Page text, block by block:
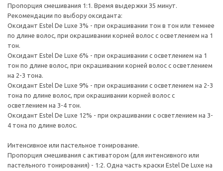
Пропорция смешивания 1:1. Время выдержки 35 минут.
Рекомендации по выбору оксиданта:
Оксидант Estel De Luxe 3% - при окрашивании тон в тон или темнее
по длине волос, при окрашивании корней волос с осветлением на 1
тон.
Оксидант Estel De Luxe 6% - при окрашивании с осветлением на 1
тон по длине волос, при окрашивании корней волос с осветлением
на 2-3 тона.
Оксидант Estel De Luxe 9% - при окрашивании с осветлением на 2-3
тона по длине волос, при окрашивании корней волос с
осветлением на 3-4 тон.
Оксидант Estel De Luxe 12% - при окрашивании с осветлением на 3-
4 тона по длине волос.
Интенсивное или пастельное тонирование.
Пропорция смешивания с активатором (для интенсивного или
пастельного тонирования) - 1:2. Одна часть краски Estel De Luxe на